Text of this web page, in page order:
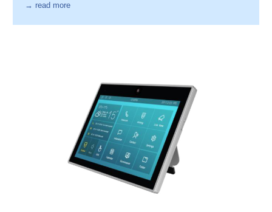
→ read more